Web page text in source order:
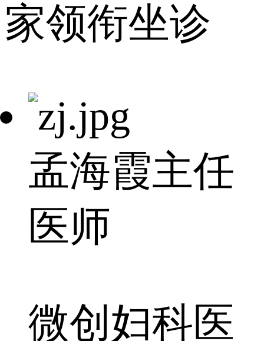
家领衔坐诊
孟海霞主任
医师
微创妇科医